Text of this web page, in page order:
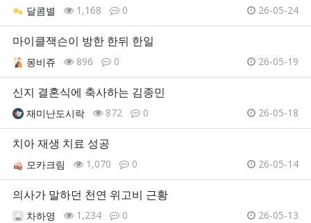
달콤별 1,168 0 26-05-24
마이클잭슨이 방한 한뒤 한일
몽비쥬 896 0 26-05-19
신지 결혼식에 축사하는 김종민
재미난도시락 872 0 26-05-18
치아 재생 치료 성공
모카크림 1,070 0 26-05-14
의사가 말하던 천연 위고비 근황
차하영 1,234 0 26-05-13